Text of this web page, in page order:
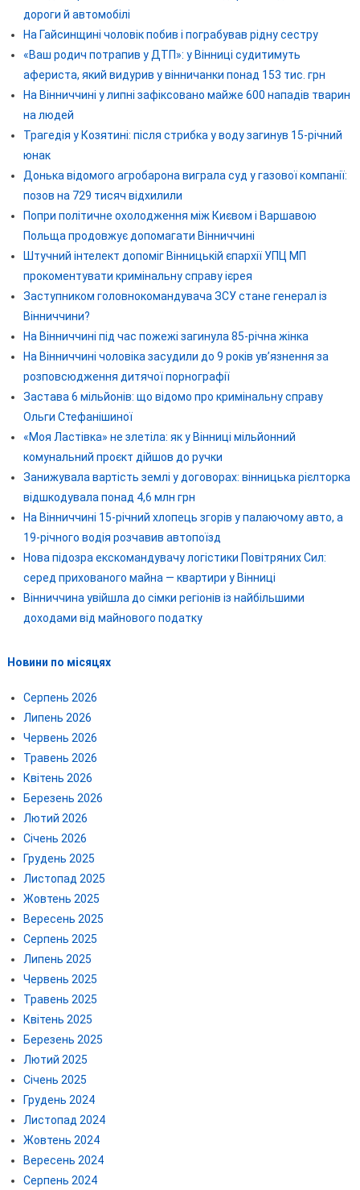
дороги й автомобілі
На Гайсинщині чоловік побив і пограбував рідну сестру
«Ваш родич потрапив у ДТП»: у Вінниці судитимуть
афериста, який видурив у вінничанки понад 153 тис. грн
На Вінниччині у липні зафіксовано майже 600 нападів тварин
на людей
Трагедія у Козятині: після стрибка у воду загинув 15-річний
юнак
Донька відомого агробарона виграла суд у газової компанії:
позов на 729 тисяч відхилили
Попри політичне охолодження між Києвом і Варшавою
Польща продовжує допомагати Вінниччині
Штучний інтелект допоміг Вінницькій єпархії УПЦ МП
прокоментувати кримінальну справу ієрея
Заступником головнокомандувача ЗСУ стане генерал із
Вінниччини?
На Вінниччині під час пожежі загинула 85-річна жінка
На Вінниччині чоловіка засудили до 9 років ув’язнення за
розповсюдження дитячої порнографії
Застава 6 мільйонів: що відомо про кримінальну справу
Ольги Стефанішиної
«Моя Ластівка» не злетіла: як у Вінниці мільйонний
комунальний проєкт дійшов до ручки
Занижувала вартість землі у договорах: вінницька рієлторка
відшкодувала понад 4,6 млн грн
На Вінниччині 15-річний хлопець згорів у палаючому авто, а
19-річного водія розчавив автопоїзд
Нова підозра екскомандувачу логістики Повітряних Сил:
серед прихованого майна — квартири у Вінниці
Вінниччина увійшла до сімки регіонів із найбільшими
доходами від майнового податку
Новини по місяцях
Серпень 2026
Липень 2026
Червень 2026
Травень 2026
Квітень 2026
Березень 2026
Лютий 2026
Січень 2026
Грудень 2025
Листопад 2025
Жовтень 2025
Вересень 2025
Серпень 2025
Липень 2025
Червень 2025
Травень 2025
Квітень 2025
Березень 2025
Лютий 2025
Січень 2025
Грудень 2024
Листопад 2024
Жовтень 2024
Вересень 2024
Серпень 2024